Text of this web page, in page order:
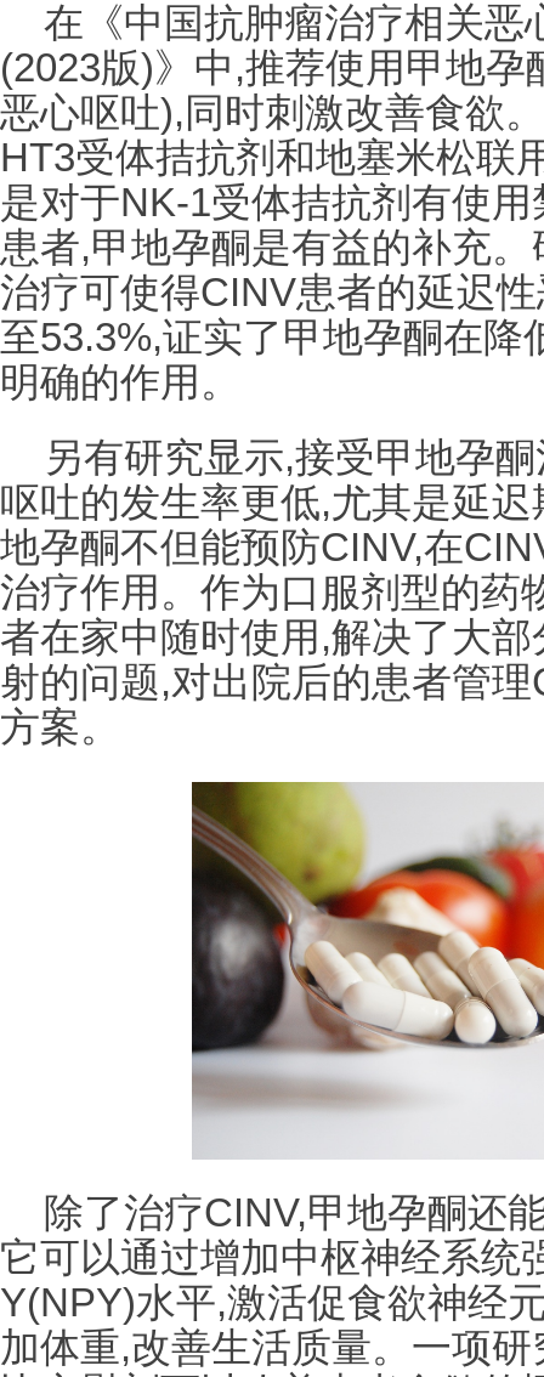
在《中国抗肿瘤治疗相关恶
(2023版)》中,推荐使用甲地
恶心呕吐),同时刺激改善食欲
HT3受体拮抗剂和地塞米松联
是对于NK-1受体拮抗剂有使
患者,甲地孕酮是有益的补充
治疗可使得CINV患者的延迟
至53.3%,证实了甲地孕酮在降
明确的作用。
另有研究显示,接受甲地孕
呕吐的发生率更低,尤其是延
地孕酮不但能预防CINV,在
治疗作用。作为口服剂型的药
者在家中随时使用,解决了大
射的问题,对出院后的患者管
方案。
除了治疗CINV,甲地孕酮还
它可以通过增加中枢神经系统
Y(NPY)水平,激活促食欲神经
加体重,改善生活质量。一项